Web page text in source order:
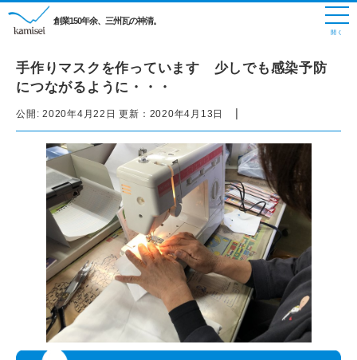
創業150年余、三州瓦の神清。
手作りマスクを作っています 少しでも感染予防
につながるように・・・
公開: 2020年4月22日 更新： 2020年4月13日 |